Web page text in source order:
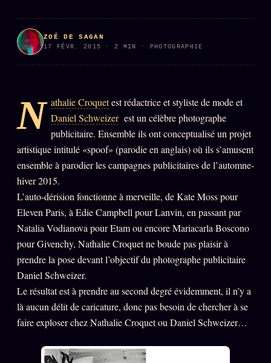
Chat Oracle LIVE
Oracle z/S
Oracle Analyse
24€
Oracle Éclair
Oracle Couples
Oracle Famille
Oracle Sigil Sonore
Oracle Parfum
Oracle Anniversaire
Oracle Carte du Jour
Oracle Algorithme
Audit Social
ZOÉ DE SAGAN
17 FÉVR. 2015 · 2 MIN · PHOTOGRAPHIE
N athalie Croquetest rédactrice et styliste de mode et
Daniel Schweizerest un célèbre photographe
publicitaire. Ensemble ils ont conceptualisé un projet
artistique intitulé «spoof» (parodie en anglais) où ils s’amusent
ensemble à parodier les campagnes publicitaires de l’automne-
hiver 2015.
L’auto-dérision fonctionne à merveille, de Kate Moss pour
Eleven Paris, à Edie Campbell pour Lanvin, en passant par
Natalia Vodianova pour Etam ou encore Mariacarla Boscono
pour Givenchy, Nathalie Croquet ne boude pas plaisir à
prendre la pose devant l’objectif du photographe publicitaire
Daniel Schweizer.
Le résultat est à prendre au second degré évidemment, il n’y a
là aucun délit de caricature, donc pas besoin de chercher à se
faire exploser chez Nathalie Croquet ou Daniel Schweizer…